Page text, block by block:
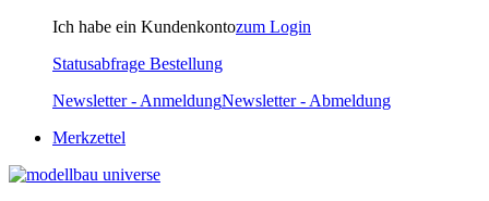
Ich habe ein Kundenkontozum Login
Statusabfrage Bestellung
Newsletter - AnmeldungNewsletter - Abmeldung
Merkzettel